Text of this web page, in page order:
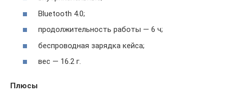
Bluetooth 4.0;
продолжительность работы — 6 ч;
беспроводная зарядка кейса;
вес — 16.2 г.
Плюсы